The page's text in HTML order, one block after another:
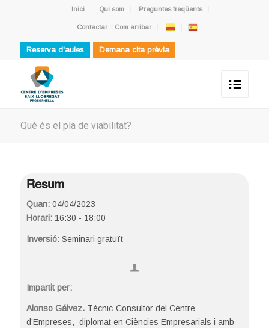
Inici Qui som Preguntes freqüents
Contactar :: Com arribar
Reserva d'aules Demana cita prèvia
Què és el pla de viabilitat?
Resum
Quan:04/04/2023
Horari:16:30 - 18:00
Inversió: Seminari gratuït
Impartit per:
Alonso Gálvez. Tècnic-Consultor del Centre
d’Empreses, diplomat en Ciències Empresarials i amb